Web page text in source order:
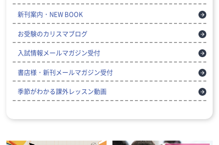
新刊案内・NEW BOOK
お受験のカリスマブログ
入試情報メールマガジン受付
書店様・新刊メールマガジン受付
季節がわかる課外レッスン動画